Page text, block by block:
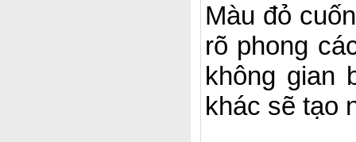
Màu đỏ
rõ phong
không gian
khác sẽ tạo